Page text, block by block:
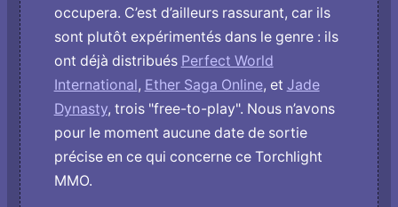
occupera. C’est d’ailleurs rassurant, car ils
sont plutôt expérimentés dans le genre : ils
ont déjà distribués Perfect World
International, Ether Saga Online, et Jade
Dynasty, trois "free-to-play". Nous n’avons
pour le moment aucune date de sortie
précise en ce qui concerne ce Torchlight
MMO.